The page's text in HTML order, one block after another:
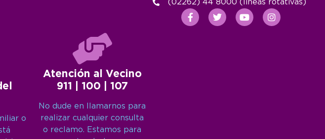
o
Atención al Vecino
911 | 100 | 107
No dude en llamarnos para
realizar cualquier consulta
o reclamo. Estamos para
(02262) 44 8000 (lineas rotativas)